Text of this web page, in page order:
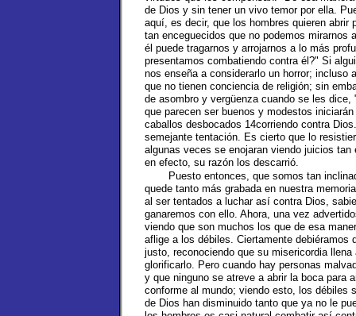
de Dios y sin tener un vivo temor por ella.
aquí, es decir, que los hombres quieren
tan enceguecidos que no podemos
él puede tragarnos y arrojarnos a lo más
presentamos combatiendo contra él?" Si
nos enseña a considerarlo un horror; incluso
que no tienen conciencia de religión; sin
de asombro y vergüenza cuando se les
que parecen ser buenos y modestos
caballos desbocados 14corriendo contra
semejante tentación. Es cierto que lo
algunas veces se enojaran viendo juicios
en efecto, su razón los descarrió.
Puesto entonces, que somos tan
quede tanto más grabada en nuestra
al ser tentados a luchar así contra Dios,
ganaremos con ello. Ahora, una vez
viendo que son muchos los que de esa
aflige a los débiles. Ciertamente debiéramos
justo, reconociendo que su misericordia
glorificarlo. Pero cuando hay personas
y que ninguno se atreve a abrir la boca para
conforme al mundo; viendo esto, los débiles
de Dios han disminuido tanto que ya no le